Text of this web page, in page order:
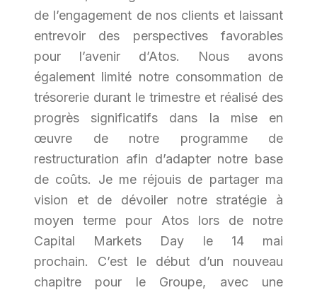
de l’engagement de nos clients et laissant
entrevoir des perspectives favorables
pour l’avenir d’Atos. Nous avons
également limité notre consommation de
trésorerie durant le trimestre et réalisé des
progrès significatifs dans la mise en
œuvre de notre programme de
restructuration afin d’adapter notre base
de coûts. Je me réjouis de partager ma
vision et de dévoiler notre stratégie à
moyen terme pour Atos lors de notre
Capital Markets Day le 14 mai
prochain. C’est le début d’un nouveau
chapitre pour le Groupe, avec une